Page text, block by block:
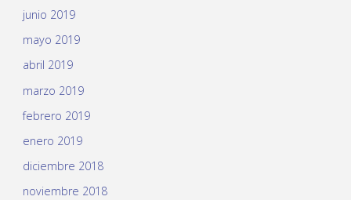
junio 2019
mayo 2019
abril 2019
marzo 2019
febrero 2019
enero 2019
diciembre 2018
noviembre 2018